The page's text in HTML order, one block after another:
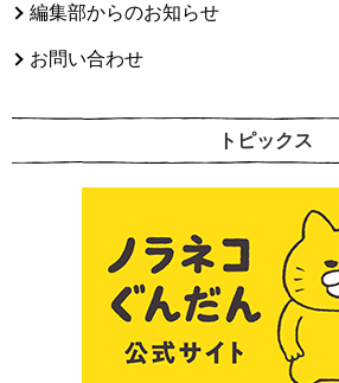
編集部からのお知らせ
お問い合わせ
トピックス